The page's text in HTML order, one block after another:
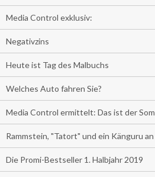
Media Control exklusiv:
Negativzins
Heute ist Tag des Malbuchs
Welches Auto fahren Sie?
Media Control ermittelt: Das ist der
Rammstein, "Tatort" und ein Känguru
Die Promi-Bestseller 1. Halbjahr 2019